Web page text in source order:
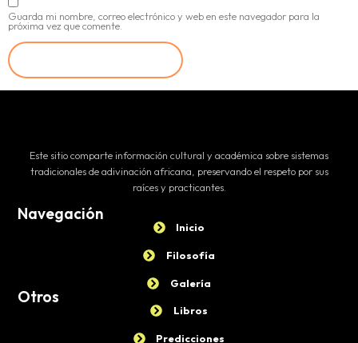
Guarda mi nombre, correo electrónico y web en este navegador para la
próxima vez que comente.
Este sitio comparte información cultural y académica sobre sistemas
tradicionales de adivinación africana, preservando el respeto por sus
raíces y practicantes.
Navegación
Inicio
Filosofía
Galería
Otros
Libros
Predicciones